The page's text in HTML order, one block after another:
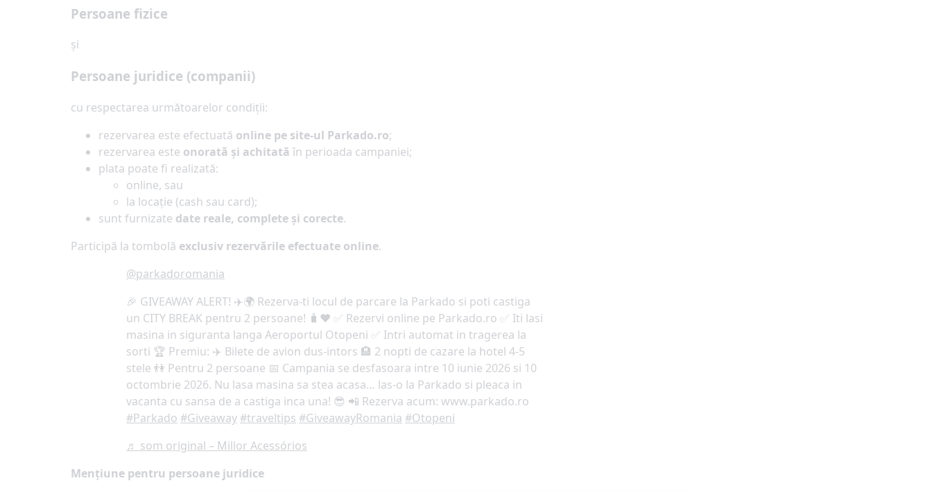
Persoane fizice
și
Persoane juridice (companii)
cu respectarea următoarelor condiții:
rezervarea este efectuată online pe site-ul Parkado.ro;
rezervarea este onorată și achitată în perioada campaniei;
plata poate fi realizată:
online, sau
la locație (cash sau card);
sunt furnizate date reale, complete și corecte.
Participă la tombolă exclusiv rezervările efectuate online.
@parkadoromania
🎉 GIVEAWAY ALERT! ✈️🌍 Rezerva-ti locul de parcare la Parkado si poti castiga
un CITY BREAK pentru 2 persoane! 🧳❤️ ✅ Rezervi online pe Parkado.ro ✅ Iti lasi
masina in siguranta langa Aeroportul Otopeni ✅ Intri automat in tragerea la
sorti 🏆 Premiu: ✈️ Bilete de avion dus-intors 🏨 2 nopti de cazare la hotel 4-5
stele 👫 Pentru 2 persoane 📅 Campania se desfasoara intre 10 iunie 2026 si 10
octombrie 2026. Nu lasa masina sa stea acasa… las-o la Parkado si pleaca in
vacanta cu sansa de a castiga inca una! 😎 📲 Rezerva acum: www.parkado.ro
#Parkado #Giveaway#traveltips #GiveawayRomania #Otopeni
♬ som original – Millor Acessórios
Mențiune pentru persoane juridice